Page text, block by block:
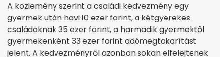
A közlemény szerint a családi kedvezmény egy
gyermek után havi 10 ezer forint, a kétgyerekes
családoknak 35 ezer forint, a harmadik gyermektől
gyermekenként 33 ezer forint adómegtakarítást
jelent. A kedvezményről azonban sokan elfelejtenek